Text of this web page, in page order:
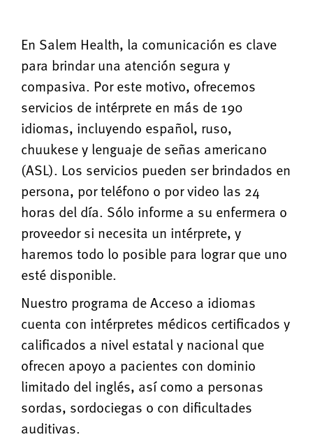
En Salem Health, la comunicación es clave
para brindar una atención segura y
compasiva. Por este motivo, ofrecemos
servicios de intérprete en más de 190
idiomas, incluyendo español, ruso,
chuukese y lenguaje de señas americano
(ASL). Los servicios pueden ser brindados en
persona, por teléfono o por video las 24
horas del día. Sólo informe a su enfermera o
proveedor si necesita un intérprete, y
haremos todo lo posible para lograr que uno
esté disponible.
Nuestro programa de Acceso a idiomas
cuenta con intérpretes médicos certificados y
calificados a nivel estatal y nacional que
ofrecen apoyo a pacientes con dominio
limitado del inglés, así como a personas
sordas, sordociegas o con dificultades
auditivas.